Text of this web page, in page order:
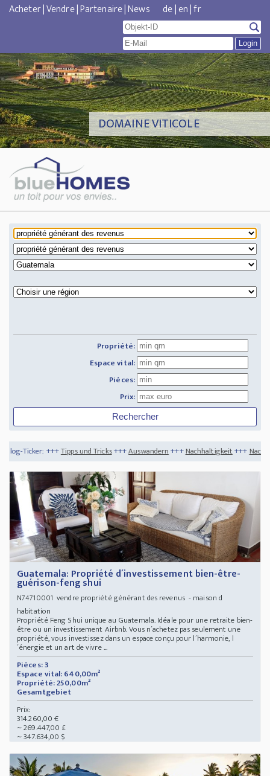
Acheter|Vendre|Partenaire|News de|en|fr
DOMAINE VITICOLE
Propriété:
Espace vital:
Pièces:
Prix:
und Tricks+++Auswandern+++Nachhaltigkeit+++Nachhaltige Dekoration
Guatemala: Propriété d´investissement bien-être-
guérison-feng shui
N74710001 vendre propriété générant des revenus - maison d
habitation
Propriété Feng Shui unique au Guatemala. Idéale pour une retraite bien-
être ou un investissement Airbnb. Vous n´achetez pas seulement une
propriété, vous investissez dans un espace conçu pour l´harmonie, l
´énergie et un art de vivre ...
Pièces: 3
Espace vital: 640,00m²
Propriété: 250,00m²
Gesamtgebiet
Prix:
314.260,00 €
~ 269.447,00 £
~ 347.634,00 $